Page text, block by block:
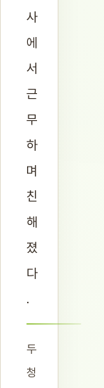
사
에
서
근
무
하
며
친
해
졌
다
.
두
청